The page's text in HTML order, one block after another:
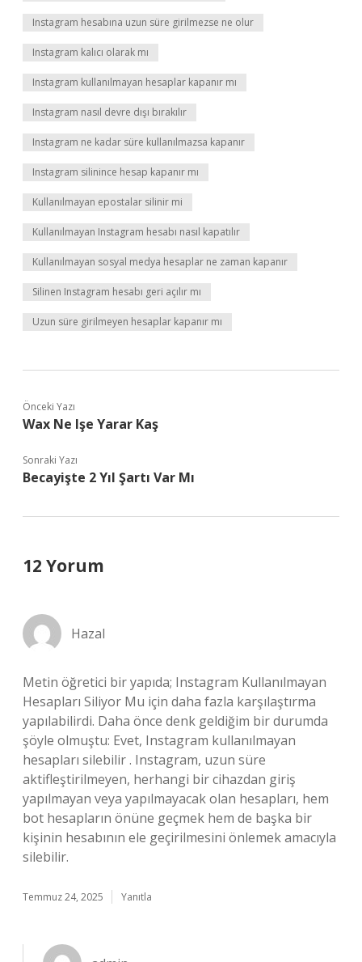
Instagram hesabına uzun süre girilmezse ne olur
Instagram kalıcı olarak mı
Instagram kullanılmayan hesaplar kapanır mı
Instagram nasıl devre dışı bırakılır
Instagram ne kadar süre kullanılmazsa kapanır
Instagram silinince hesap kapanır mı
Kullanılmayan epostalar silinir mi
Kullanılmayan Instagram hesabı nasıl kapatılır
Kullanılmayan sosyal medya hesaplar ne zaman kapanır
Silinen Instagram hesabı geri açılır mı
Uzun süre girilmeyen hesaplar kapanır mı
Önceki Yazı
Wax Ne Işe Yarar Kaş
Sonraki Yazı
Becayişte 2 Yıl Şartı Var Mı
12 Yorum
Hazal
Metin öğretici bir yapıda; Instagram Kullanılmayan
Hesapları Siliyor Mu için daha fazla karşılaştırma
yapılabilirdi. Daha önce denk geldiğim bir durumda
şöyle olmuştu: Evet, Instagram kullanılmayan
hesapları silebilir . Instagram, uzun süre
aktifleştirilmeyen, herhangi bir cihazdan giriş
yapılmayan veya yapılmayacak olan hesapları, hem
bot hesapların önüne geçmek hem de başka bir
kişinin hesabının ele geçirilmesini önlemek amacıyla
silebilir.
Temmuz 24, 2025 Yanıtla